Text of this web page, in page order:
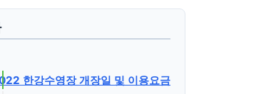
한강수영장 개장일 및 이용요금